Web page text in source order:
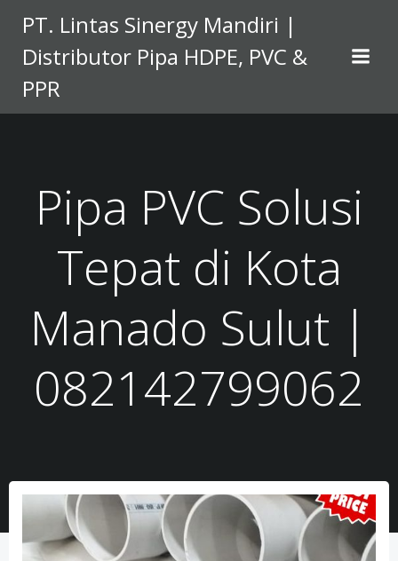
to
content
PT. Lintas Sinergy Mandiri |
Distributor Pipa HDPE, PVC &
PPR
Pipa PVC Solusi
Tepat di Kota
Manado Sulut |
082142799062